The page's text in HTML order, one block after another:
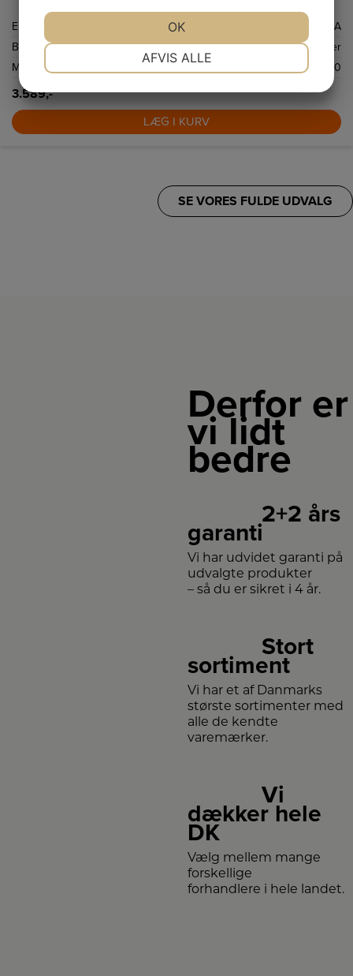
Energiklasse
A
Betjeningspanel, type
Betjeningsknapper
Maksimalt udsugningsluft (m3/h)
600
3.589,-
LÆG I KURV
SE VORES FULDE UDVALG
Derfor er
vi lidt
bedre
2+2 års
garanti
Vi har udvidet garanti på
udvalgte produkter
– så du er sikret i 4 år.
Stort
sortiment
Vi har et af Danmarks
største sortimenter med
alle de kendte
varemærker.
Vi
dækker hele
DK
Vælg mellem mange
forskellige
forhandlere i hele landet.
AFVIS ALLE
OK